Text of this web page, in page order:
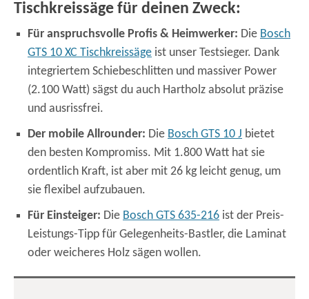
Tischkreissäge für deinen Zweck:
Für anspruchsvolle Profis & Heimwerker: Die Bosch
GTS 10 XC Tischkreissäge ist unser Testsieger. Dank
integriertem Schiebeschlitten und massiver Power
(2.100 Watt) sägst du auch Hartholz absolut präzise
und ausrissfrei.
Der mobile Allrounder: Die Bosch GTS 10 J bietet
den besten Kompromiss. Mit 1.800 Watt hat sie
ordentlich Kraft, ist aber mit 26 kg leicht genug, um
sie flexibel aufzubauen.
Für Einsteiger: Die Bosch GTS 635-216 ist der Preis-
Leistungs-Tipp für Gelegenheits-Bastler, die Laminat
oder weicheres Holz sägen wollen.